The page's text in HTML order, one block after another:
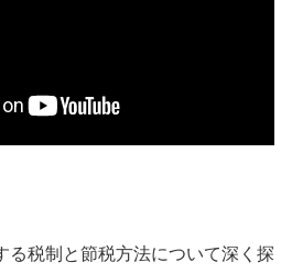
る税制と節税方法について深く探